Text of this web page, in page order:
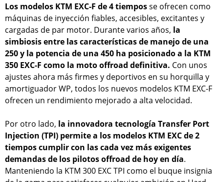
Los modelos KTM EXC-F de 4 tiemposse ofrecen como
máquinas de inyección fiables, accesibles, excitantes y
cargadas de par motor. Durante varios años, la
simbiosis entre las características de manejo de una
250 y la potencia de una 450 ha posicionado a la KTM
350 EXC-F como la moto offroad definitiva. Con unos
ajustes ahora más firmes y deportivos en su horquilla y
amortiguador WP, todos los nuevos modelos KTM EXC-F
ofrecen un rendimiento mejorado a alta velocidad.
Por otro lado, la innovadora tecnología Transfer Port
Injection (TPI) permite a los modelos KTM EXC de 2
tiempos cumplir con las cada vez más exigentes
demandas de los pilotos offroad de hoy en día.
Manteniendo la KTM 300 EXC TPI como el buque insignia